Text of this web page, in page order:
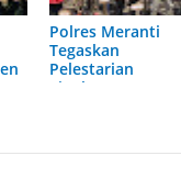
Polres Meranti
Tegaskan
Pelestarian
Lingkungan